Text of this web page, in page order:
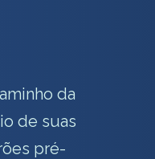
da
de suas
pré-